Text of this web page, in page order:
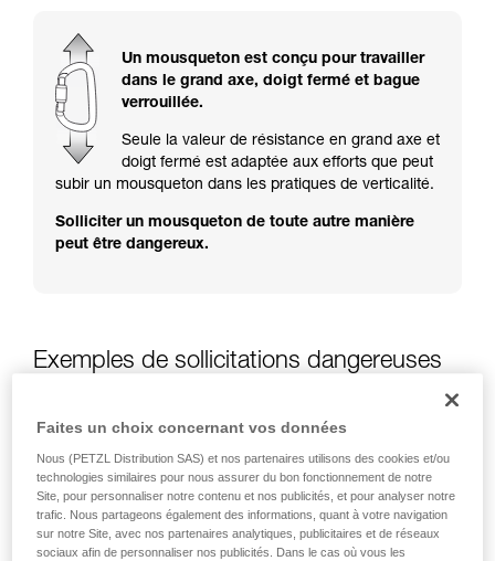
pouvoir comprendre ce complément
d’informations.
Maîtriser ces techniques nécessite une
avec un professionnel votre capacité à refaire
la manipulation, seul, en toute sécurité, avant
de la reproduire en autonomie.
liées à votre activité. Il peut en exister d’autres
que nous ne décrivons pas ici.
Un mousqueton est conçu pour travailler
dans le grand axe, doigt fermé et bague
verrouillée.
Seule la valeur de résistance en grand axe et
doigt fermé est adaptée aux efforts que peut
subir un mousqueton dans les pratiques de verticalité.
Solliciter un mousqueton de toute autre manière
peut être dangereux.
Exemples de sollicitations dangereuses
Faites un choix concernant vos données
Nous (PETZL Distribution SAS) et nos partenaires utilisons des cookies et/ou
technologies similaires pour nous assurer du bon fonctionnement de notre
Site, pour personnaliser notre contenu et nos publicités, et pour analyser notre
trafic. Nous partageons également des informations, quant à votre navigation
sur notre Site, avec nos partenaires analytiques, publicitaires et de réseaux
sociaux afin de personnaliser nos publicités. Dans le cas où vous les